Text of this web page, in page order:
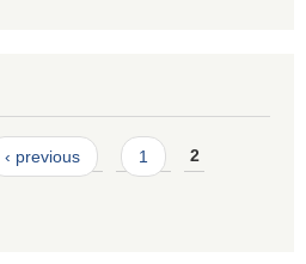
‹ previous 1 2